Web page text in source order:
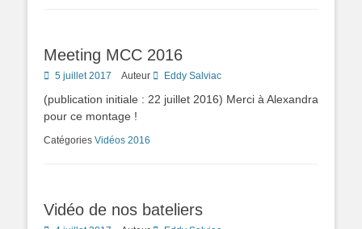
Meeting MCC 2016
Posted
5 juillet 2017 Auteur Eddy Salviac
(publication initiale : 22 juillet 2016) Merci à Alexandra
pour ce montage !
Catégories Vidéos 2016
Vidéo de nos bateliers